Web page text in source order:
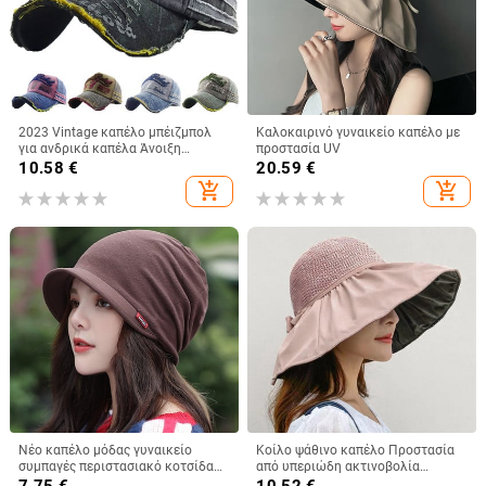
2023 Vintage καπέλο μπέιζμπολ
για ανδρικά καπέλα Άνοιξη
Καλοκαίρι Ανδρικά καπέλα
μάρκας Γυναικεία βαμβακερά
γκολφ Μαύρο Trucker Fishing
10.58 €
add_shopping_cart
Καλοκαιρινό γυναικείο καπέλο με
προστασία UV
20.59 €
add_shopping_cart
Νέο καπέλο μόδας γυναικείο
συμπαγές περιστασιακό κοτσίδα
Ινδίας καπέλο μουσουλμανικό
Κοίλο ψάθινο καπέλο Προστασία
από υπεριώδη ακτινοβολία
Μεγάλο γείσο Αντιηλιακό κουβά